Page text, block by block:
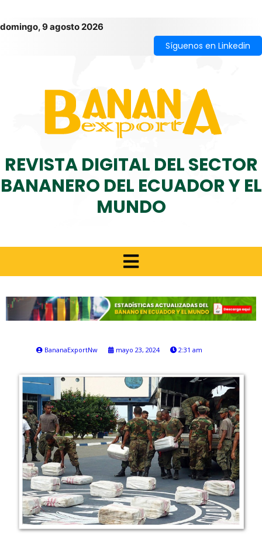
domingo, 9 agosto 2026
Síguenos en Linkedin
REVISTA DIGITAL DEL SECTOR
BANANERO DEL ECUADOR Y EL
MUNDO
BananaExportNw mayo 23, 2024 2:31 am